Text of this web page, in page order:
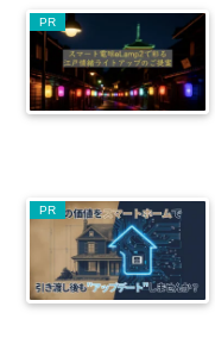
PR
PR